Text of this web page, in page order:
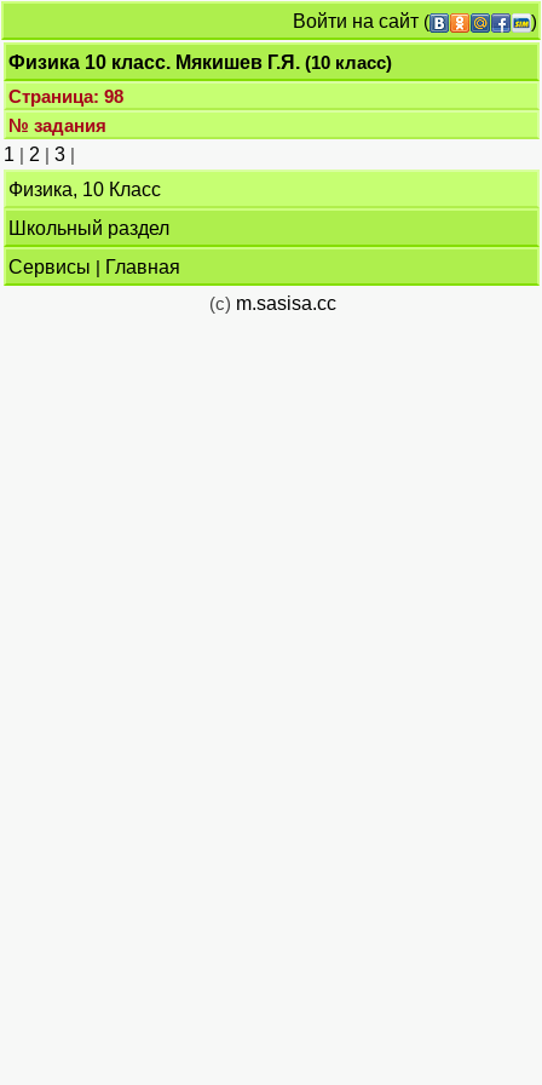
Войти на сайт (
)
Физика 10 класс. Мякишев Г.Я. (10 класс)
Страница: 98
№ задания
1 | 2 | 3 |
Физика, 10 Класс
Школьный раздел
Сервисы | Главная
(c) m.sasisa.cc